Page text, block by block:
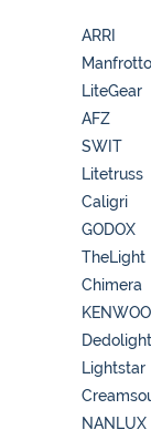
ARRI
LiteGear
AFZ
SWIT
Litetruss
Caligri
GODOX
TheLight
Chimera
Dedolight
Lightstar
NANLUX